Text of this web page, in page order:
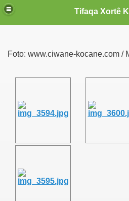
Tifaqa Xortê
Foto: www.ciwane-kocane.com /